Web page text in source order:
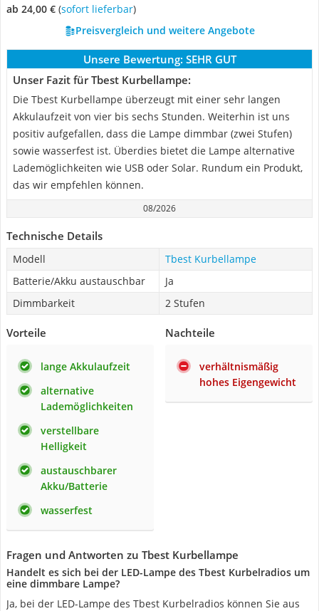
ab 24,00 € ( Sofort lieferbar)
Preisvergleich und weitere Angebote
Unsere Bewertung: SEHR GUT
Unser Fazit für Tbest Kurbellampe:
Die Tbest Kurbellampe überzeugt mit einer sehr langen
Akkulaufzeit von vier bis sechs Stunden. Weiterhin ist uns
positiv aufgefallen, dass die Lampe dimmbar (zwei Stufen)
sowie wasserfest ist. Überdies bietet die Lampe alternative
Lademöglichkeiten wie USB oder Solar. Rundum ein Produkt,
das wir empfehlen können.
08/2026
Technische Details
Modell
Tbest Kurbellampe
Batterie/Akku austauschbar
Ja
Dimmbarkeit
2 Stufen
Vorteile
lange Akkulaufzeit
alternative
Lademöglichkeiten
verstellbare
Helligkeit
austauschbarer
Akku/Batterie
wasserfest
Nachteile
verhältnismäßig
hohes Eigengewicht
Fragen und Antworten zu Tbest Kurbellampe
Handelt es sich bei der LED-Lampe des Tbest Kurbelradios um
eine dimmbare Lampe?
Ja, bei der LED-Lampe des Tbest Kurbelradios können Sie aus